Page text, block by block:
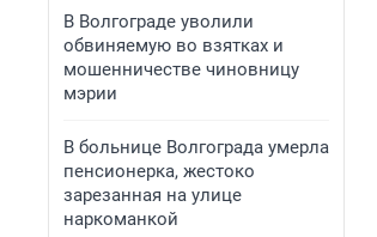
В Волгограде уволили
обвиняемую во взятках и
мошенничестве чиновницу
мэрии
В больнице Волгограда умерла
пенсионерка, жестоко
зарезанная на улице
наркоманкой